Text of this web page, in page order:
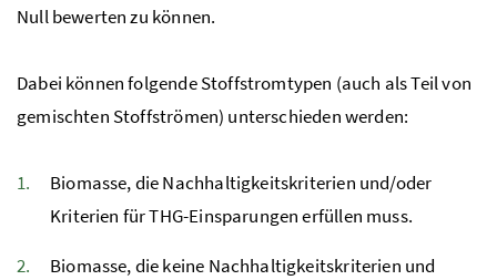
Null bewerten zu können.
Dabei können folgende Stoffstromtypen (auch als Teil von
gemischten Stoffströmen) unterschieden werden:
Biomasse, die Nachhaltigkeitskriterien und/oder
Kriterien für THG-Einsparungen erfüllen muss.
Biomasse, die keine Nachhaltigkeitskriterien und